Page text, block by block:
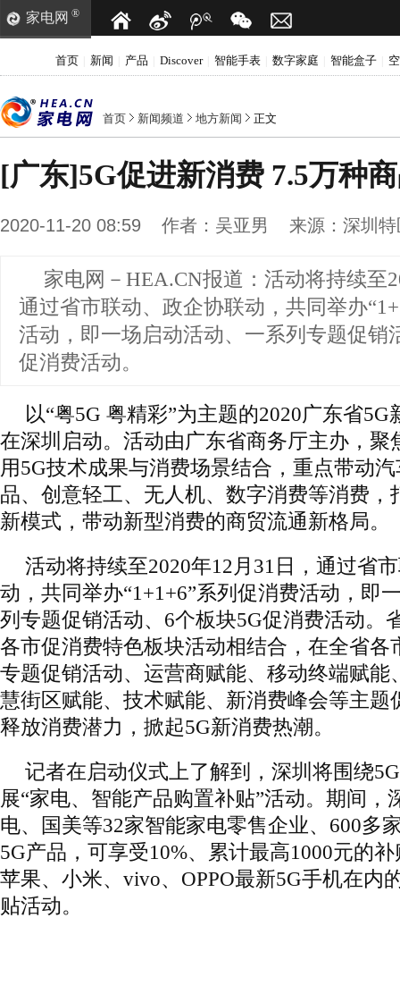
家电网 ®
首页 新闻 产品 Discover 智能手表 数字家庭 智能盒子
首页 新闻频道 地方新闻 正文
[广东]5G促进新消费 7.5万种
2020-11-20 08:59 作者： 吴亚男 来源： 深圳
家电网－HEA.CN报道： 活动将持续至
通过省市联动、政企协联动，共同举办
活动，即一场启动活动、一系列专题促销
促消费活动。
以“粤5G 粤精彩”为主题的2020广东省
在深圳启动。活动由广东省商务厅主办，聚
用5G技术成果与消费场景结合，重点带动
品、创意轻工、无人机、数字消费等消费，
新模式，带动新型消费的商贸流通新格局。
活动将持续至2020年12月31日，通过省
动，共同举办“1+1+6”系列促消费活动，即
列专题促销活动、6个板块5G促消费活动。
各市促消费特色板块活动相结合，在全省各
专题促销活动、运营商赋能、移动终端赋能
慧街区赋能、技术赋能、新消费峰会等主题
释放消费潜力，掀起5G新消费热潮。
记者在启动仪式上了解到，深圳将围绕
展“家电、智能产品购置补贴”活动。期间，
电、国美等32家智能家电零售企业、600多
5G产品，可享受10%、累计最高1000元的
苹果、小米、vivo、OPPO最新5G手机在内
贴活动。